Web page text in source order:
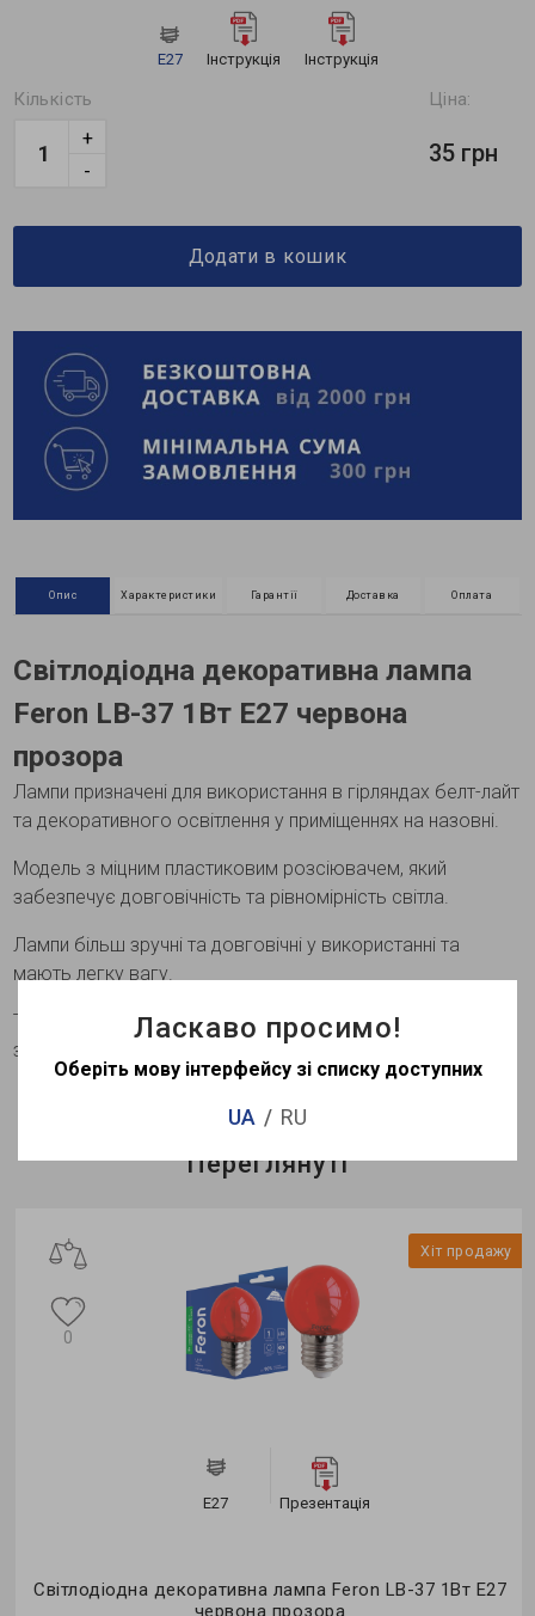
Е27 Інструкція Інструкція
Кількість
-
+
Ціна:
35 грн
Додати в кошик
Опис Характеристики Гарантії Доставка Оплата
Світлодіодна декоративна лампа
Feron LB-37 1Вт E27 червона
прозора
Лампи призначені для використання в гірляндах белт-лайт
та декоративного освітлення у приміщеннях на назовні.
Модель з міцним пластиковим розсіювачем, який
забезпечує довговічність та рівномірність світла.
Лампи більш зручні та довговічні у використанні та
мають легку вагу.
Технічні характеристики можуть змінюватися в
залежності від партії
Переглянуті
Хіт продажу
Е27 Презентація
Світлодіодна декоративна лампа Feron LB-37 1Вт E27
червона прозора
0
Ласкаво просимо!
Оберіть мову інтерфейсу зі списку доступних
UA RU